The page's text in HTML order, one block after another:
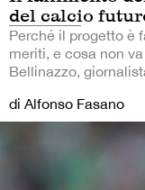
del calcio
Perché il progetto è
meriti, e cosa non
Bellinazzo,
di Alfonso Fasano